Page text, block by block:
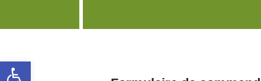
Ouvrir la barre d’outils